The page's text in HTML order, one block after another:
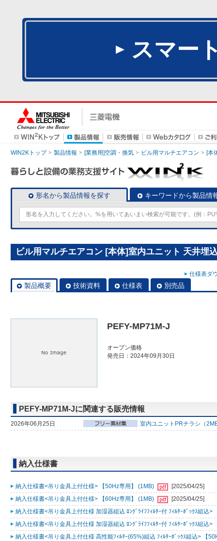
スマー
WIN2Kトップ 製品情報 [業務用]空調・換気 ビル用マルチエアコン [本
形名から製品情報を探す キーワードから製品情
ビル用マルチエアコン [本体]室内ユニット 天井埋
仕様表ダ
製品概要 技術資料 仕様表 別売品
PEFY-MP71M-J
オープン価格
発売日：2024年09月30日
PEFY-MP71M-Jに関連する販売情報
2026年06月25日 室内ユニットPRチラシ（
納入仕様書
納入仕様書<吊り金具上付仕様> 【50Hz専用】 (1MB)
[2025/04/25]
納入仕様書<吊り金具上付仕様> 【60Hz専用】 (1MB)
[2025/04/25]
納入仕様書<吊り金具上付仕様 加湿器組込 ﾛﾝｸﾞﾗｲﾌﾌｨﾙﾀｰ付 ﾌｨﾙﾀｰﾎﾞｯｸｽ組込
納入仕様書<吊り金具上付仕様 加湿器組込 ﾛﾝｸﾞﾗｲﾌﾌｨﾙﾀｰ付 ﾌｨﾙﾀｰﾎﾞｯｸｽ組込
納入仕様書<吊り金具上付仕様 高性能ﾌｨﾙﾀｰ(65%)組込 ﾌｨﾙﾀｰﾎﾞｯｸｽ組込> 【